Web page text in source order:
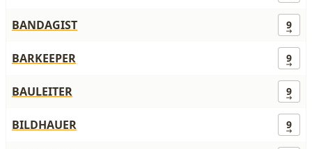
BANDAGIST 9
BARKEEPER 9
BAULEITER 9
BILDHAUER 9